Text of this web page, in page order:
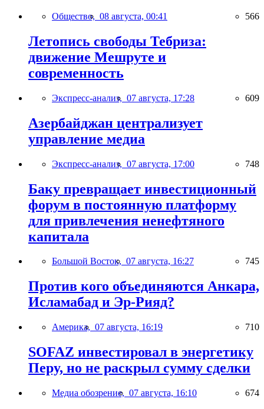
Общество, 08 августа, 00:41 566
Летопись свободы Тебриза:
движение Мешруте и
современность
Экспресс-анализ, 07 августа, 17:28 609
Азербайджан централизует
управление медиа
Экспресс-анализ, 07 августа, 17:00 748
Баку превращает инвестиционный
форум в постоянную платформу
для привлечения ненефтяного
капитала
Большой Восток, 07 августа, 16:27 745
Против кого объединяются Анкара,
Исламабад и Эр-Рияд?
Америка, 07 августа, 16:19 710
SOFAZ инвестировал в энергетику
Перу, но не раскрыл сумму сделки
Медиа обозрение, 07 августа, 16:10 674